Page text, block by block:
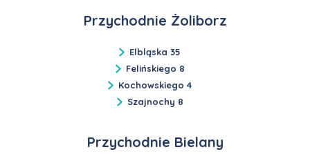
Przychodnie Żoliborz
Elbląska 35
Felińskiego 8
Kochowskiego 4
Szajnochy 8
Przychodnie Bielany